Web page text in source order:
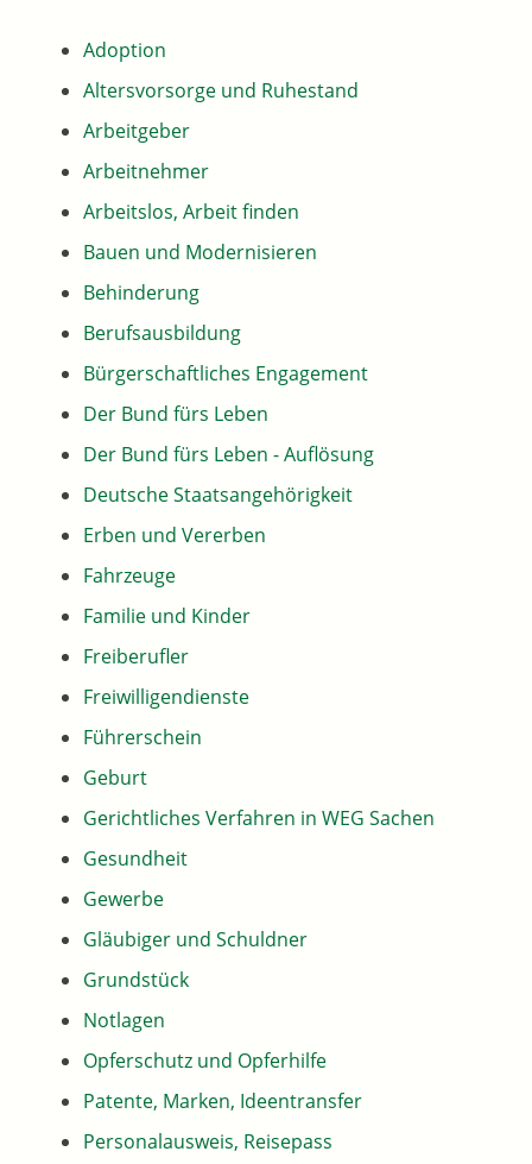
Adoption
Altersvorsorge und Ruhestand
Arbeitgeber
Arbeitnehmer
Arbeitslos, Arbeit finden
Bauen und Modernisieren
Behinderung
Berufsausbildung
Bürgerschaftliches Engagement
Der Bund fürs Leben
Der Bund fürs Leben - Auflösung
Deutsche Staatsangehörigkeit
Erben und Vererben
Fahrzeuge
Familie und Kinder
Freiberufler
Freiwilligendienste
Führerschein
Geburt
Gerichtliches Verfahren in WEG Sachen
Gesundheit
Gewerbe
Gläubiger und Schuldner
Grundstück
Notlagen
Opferschutz und Opferhilfe
Patente, Marken, Ideentransfer
Personalausweis, Reisepass